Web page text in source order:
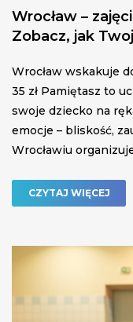
Wrocław –
Zobacz, jak
Wrocław wskakuje
35 zł Pamiętasz to
swoje dziecko na
emocje – bliskość,
Wrocławiu
CZYTAJ WIĘCEJ